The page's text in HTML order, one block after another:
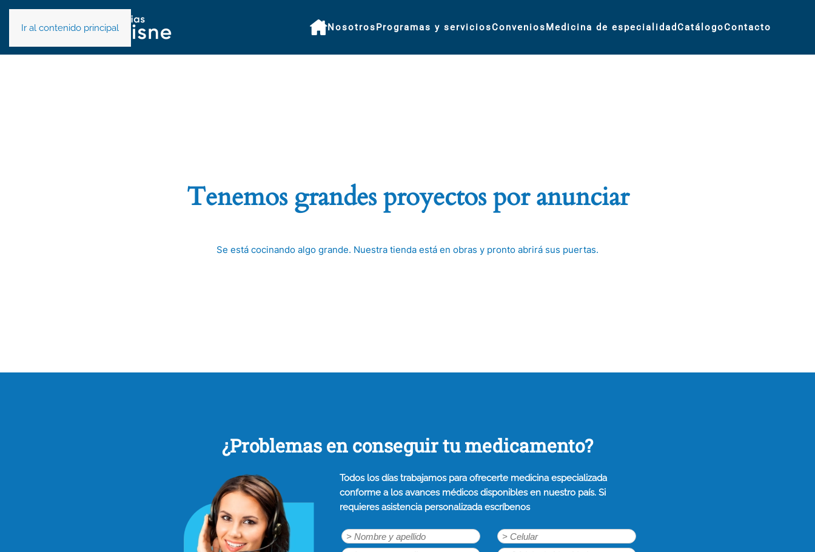
Ir al contenido principal NosotrosProgramas y serviciosConveniosMedicina de especialidad CatálogoContacto
Tenemos grandes proyectos por anunciar
Se está cocinando algo grande. Nuestra tienda está en obras y pronto abrirá sus puertas.
¿Problemas en conseguir tu medicamento?
Todos los días trabajamos para ofrecerte medicina especializada
conforme a los avances médicos disponibles en nuestro país. Si
requieres asistencia personalizada escríbenos